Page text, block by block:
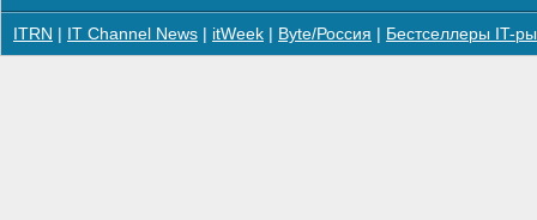
ITRN IT Channel News itWeek Byte/Россия Бестселлеры IT-